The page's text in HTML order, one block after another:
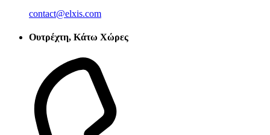
contact@elxis.com
Ουτρέχτη, Κάτω Χώρες